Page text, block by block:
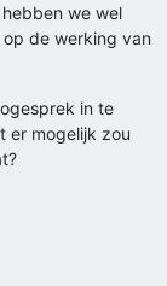
we wel
de werking van
in te
er mogelijk zou